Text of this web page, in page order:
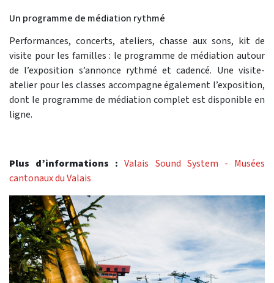
Un programme de médiation rythmé
Performances, concerts, ateliers, chasse aux sons, kit de
visite pour les familles : le programme de médiation autour
de l’exposition s’annonce rythmé et cadencé. Une visite-
atelier pour les classes accompagne également l’exposition,
dont le programme de médiation complet est disponible en
ligne.
Plus d’informations :Valais Sound System - Musées
cantonaux du Valais